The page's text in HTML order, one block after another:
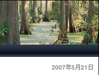
2007年5月21日